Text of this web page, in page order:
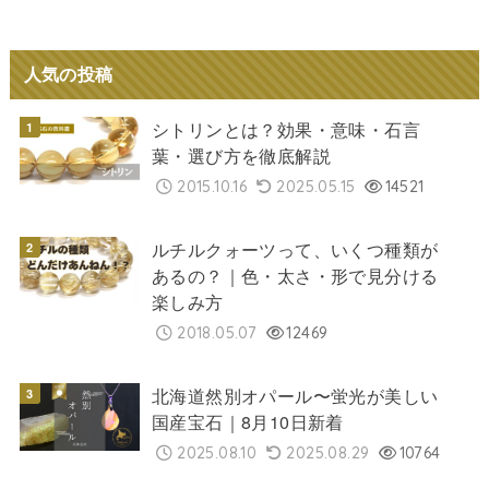
人気の投稿
シトリンとは？効果・意味・石言
葉・選び方を徹底解説
2015.10.16 2025.05.15 14521
ルチルクォーツって、いくつ種類が
あるの？｜色・太さ・形で見分ける
楽しみ方
2018.05.07 12469
北海道然別オパール〜蛍光が美しい
国産宝石｜8月10日新着
2025.08.10 2025.08.29 10764